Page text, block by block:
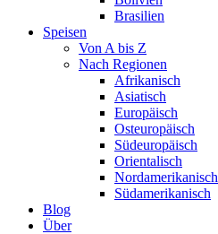
Brasilien
Speisen
Von A bis Z
Nach Regionen
Afrikanisch
Asiatisch
Europäisch
Osteuropäisch
Südeuropäisch
Orientalisch
Nordamerikanisch
Südamerikanisch
Blog
Über